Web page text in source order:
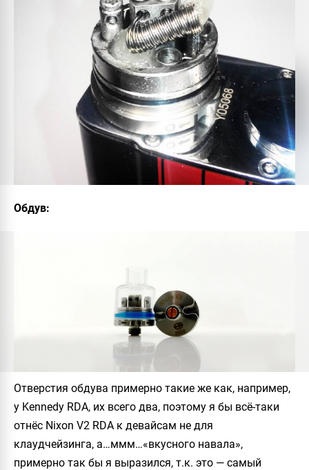
Обдув:
Отверстия обдува примерно такие же как, например,
у Kennedy RDA, их всего два, поэтому я бы всё-таки
отнёс Nixon V2 RDA к девайсам не для
клаудчейзинга, а…ммм…«вкусного навала»,
примерно так бы я выразился, т.к. это — самый